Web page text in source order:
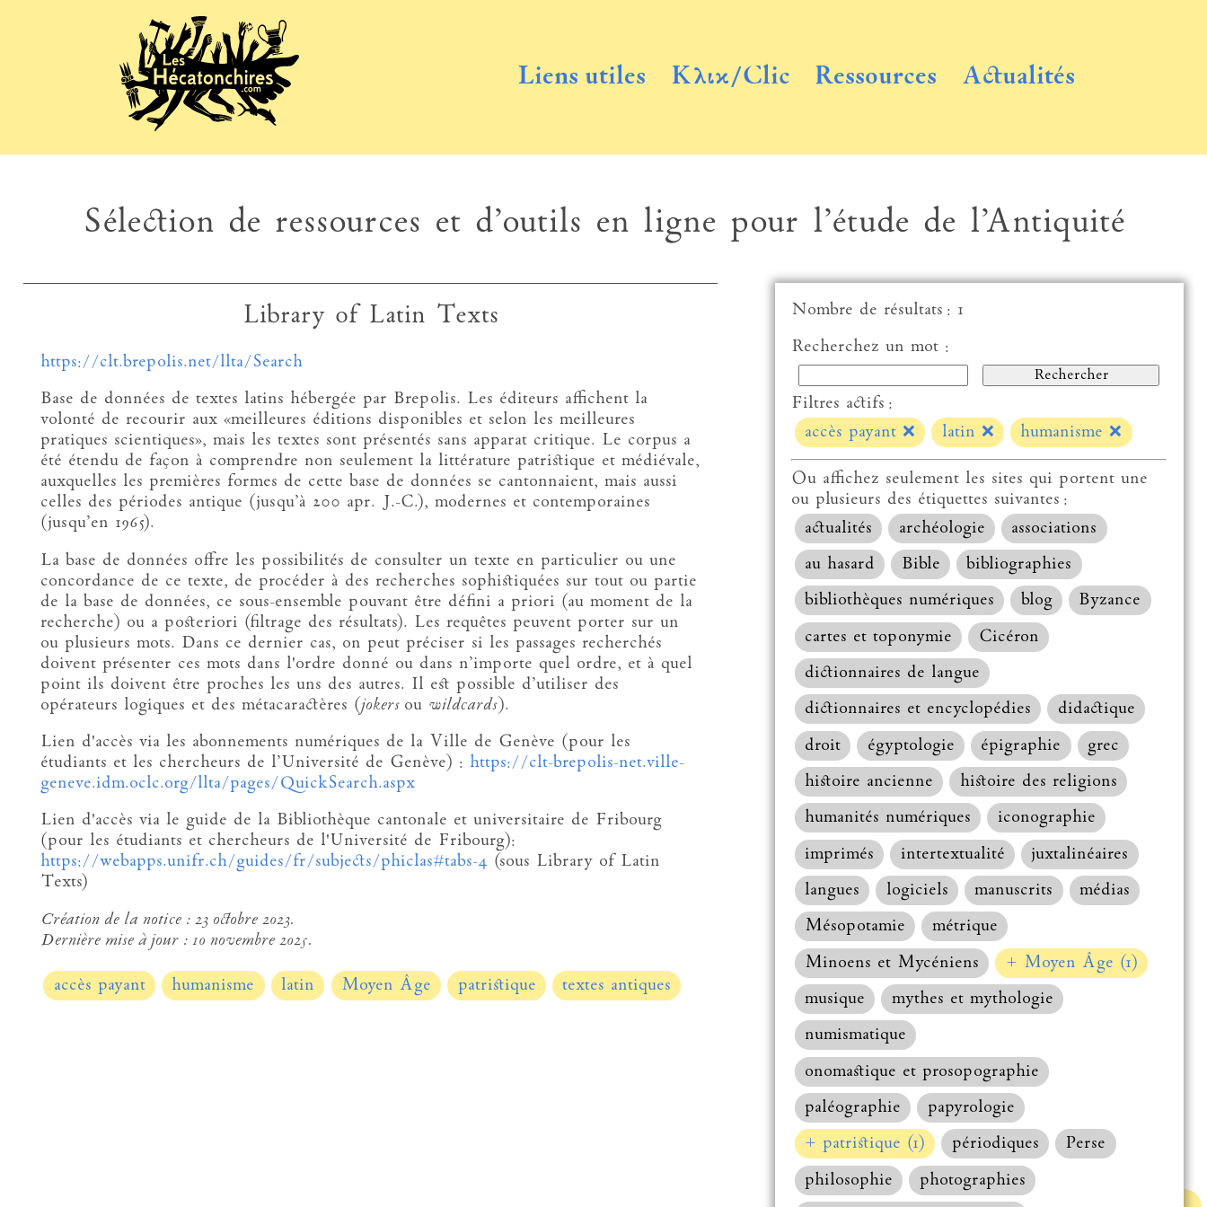
Liens utiles Κλικ/Clic Ressources Actualités
Sélection de ressources et d’outils en ligne pour l’étude de l’Antiquité
Library of Latin Texts
https://clt.brepolis.net/llta/Search
Base de données de textes latins hébergée par Brepolis. Les éditeurs affichent la
volonté de recourir aux «meilleures éditions disponibles et selon les meilleures
pratiques scientiques», mais les textes sont présentés sans apparat critique. Le corpus a
été étendu de façon à comprendre non seulement la littérature patristique et médiévale,
auxquelles les premières formes de cette base de données se cantonnaient, mais aussi
celles des périodes antique (jusqu’à 200 apr. J.-C.), modernes et contemporaines
(jusqu’en 1965).
La base de données offre les possibilités de consulter un texte en particulier ou une
concordance de ce texte, de procéder à des recherches sophistiquées sur tout ou partie
de la base de données, ce sous-ensemble pouvant être défini a priori (au moment de la
recherche) ou a posteriori (filtrage des résultats). Les requêtes peuvent porter sur un
ou plusieurs mots. Dans ce dernier cas, on peut préciser si les passages recherchés
doivent présenter ces mots dans l'ordre donné ou dans n’importe quel ordre, et à quel
point ils doivent être proches les uns des autres. Il est possible d’utiliser des
opérateurs logiques et des métacaractères (jokers ou wildcards).
Lien d'accès via les abonnements numériques de la Ville de Genève (pour les
étudiants et les chercheurs de l’Université de Genève) : https://clt-brepolis-net.ville-
geneve.idm.oclc.org/llta/pages/QuickSearch.aspx
Lien d'accès via le guide de la Bibliothèque cantonale et universitaire de Fribourg
(pour les étudiants et chercheurs de l'Université de Fribourg):
https://webapps.unifr.ch/guides/fr/subjects/phiclas#tabs-4 (sous Library of Latin
Texts)
Création de la notice : 23 octobre 2023.
Dernière mise à jour : 10 novembre 2025.
accès payant humanisme latin Moyen Âge patristique textes antiques
Nombre de résultats : 1
Recherchez un mot :
Filtres actifs :
accès payant ❌ latin ❌ humanisme❌
Ou affichez seulement les sites qui portent une
ou plusieurs des étiquettes suivantes :
actualités
archéologie
associations
au hasard
Bible
bibliographies
bibliothèques numériques
blog
Byzance
cartes et toponymie
Cicéron
dictionnaires de langue
dictionnaires et encyclopédies
didactique
droit
égyptologie épigraphie
grec
histoire ancienne
histoire des religions
humanités numériques
iconographie
imprimés
intertextualité
juxtalinéaires
langues
logiciels manuscrits
médias
Mésopotamie
métrique
Minoens et Mycéniens
+ Moyen Âge (1)
musique
mythes et mythologie
numismatique
onomastique et prosopographie
paléographie
papyrologie
+ patristique (1)
périodiques
Perse
philosophie
photographies